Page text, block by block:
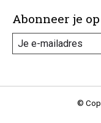
Abonneer je
©